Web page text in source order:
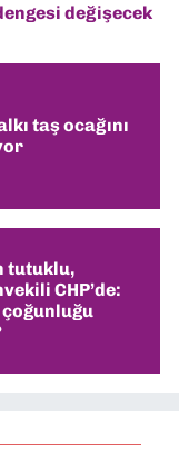
değişecek
taş ocağını
tutuklu,
CHP’de: